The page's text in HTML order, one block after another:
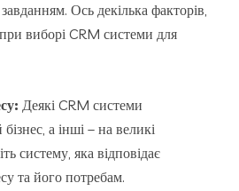
Ось декілька факторів,
при виборі CRM системи для
Деякі CRM системи
а інші – на великі
систему, яка відповідає
та його потребам.